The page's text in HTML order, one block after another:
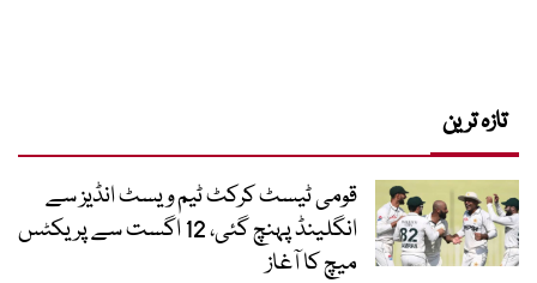
تازہ ترین
قومی ٹیسٹ کرکٹ ٹیم ویسٹ انڈیز سے
انگلینڈ پہنچ گئی، 12 اگست سے پریکٹس
میچ کا آغاز